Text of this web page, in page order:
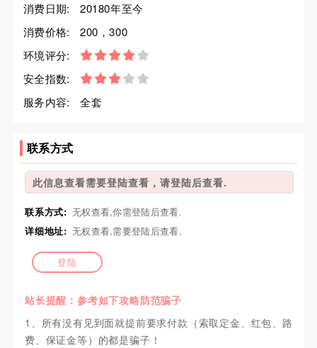
消费日期:
20180年至今
消费价格:
200，300
环境评分:
安全指数:
服务内容:
全套
联系方式
此信息查看需要登陆查看，请登陆后查看.
联系方式: 无权查看,你需登陆后查看.
详细地址: 无权查看,需要登陆后查看.
登陆
站长提醒：参考如下攻略防范骗子
1、所有没有见到面就提前要求付款（索取定金、红包、路
费、保证金等）的都是骗子！